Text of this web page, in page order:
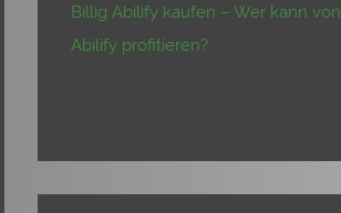
Billig Abilify kaufen – Wer kann von
Abilify profitieren?